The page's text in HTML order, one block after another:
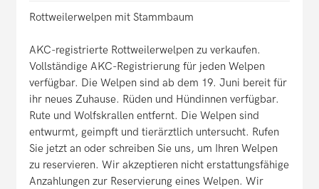
Rottweilerwelpen mit Stammbaum
AKC-registrierte Rottweilerwelpen zu verkaufen.
Vollständige AKC-Registrierung für jeden Welpen
verfügbar. Die Welpen sind ab dem 19. Juni bereit für
ihr neues Zuhause. Rüden und Hündinnen verfügbar.
Rute und Wolfskrallen entfernt. Die Welpen sind
entwurmt, geimpft und tierärztlich untersucht. Rufen
Sie jetzt an oder schreiben Sie uns, um Ihren Welpen
zu reservieren. Wir akzeptieren nicht erstattungsfähige
Anzahlungen zur Reservierung eines Welpen. Wir